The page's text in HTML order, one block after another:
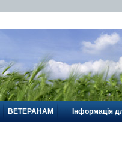
ВЕТЕРАНАМ Інформація